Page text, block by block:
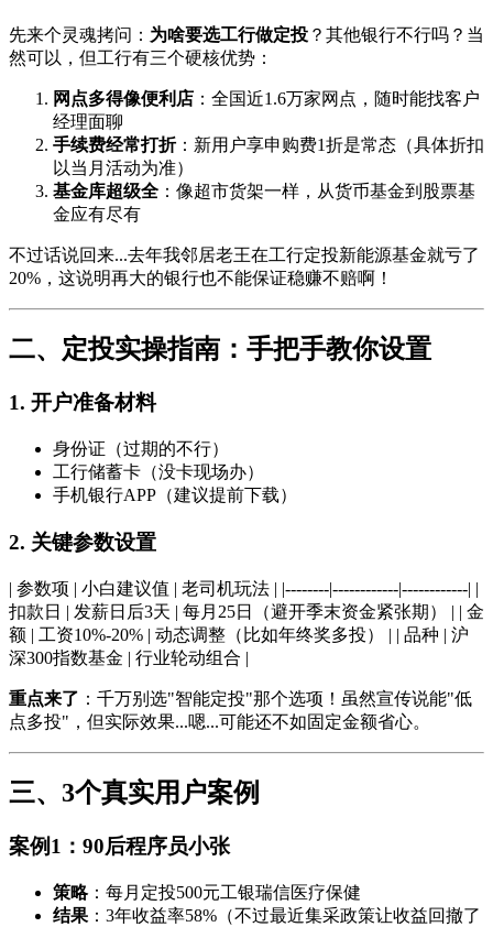
先来个灵魂拷问： 为啥要选工行做定投 ？其他银行不行吗？当
然可以，但工行有三个硬核优势：
网点多得像便利店 ：全国近1.6万家网点，随时能找客户
经理面聊
手续费经常打折：新用户享申购费1折是常态（具体折扣
以当月活动为准）
基金库超级全 ：像超市货架一样，从货币基金到股票基
金应有尽有
不过话说回来...去年我邻居老王在工行定投新能源基金就亏了
20%，这说明再大的银行也不能保证稳赚不赔啊！
二、定投实操指南：手把手教你设置
1. 开户准备材料
身份证（过期的不行）
工行储蓄卡（没卡现场办）
手机银行APP（建议提前下载）
2. 关键参数设置
| 参数项 | 小白建议值 | 老司机玩法 | |--------|------------|------------| |
扣款日 | 发薪日后3天 | 每月25日（避开季末资金紧张期） | | 金
额 | 工资10%-20% | 动态调整（比如年终奖多投） | | 品种 | 沪
深300指数基金 | 行业轮动组合 |
重点来了 ：千万别选"智能定投"那个选项！虽然宣传说能"低
点多投"，但实际效果...嗯...可能还不如固定金额省心。
三、3个真实用户案例
案例1：90后程序员小张
策略：每月定投500元工银瑞信医疗保健
结果 ：3年收益率58%（不过最近集采政策让收益回撤了